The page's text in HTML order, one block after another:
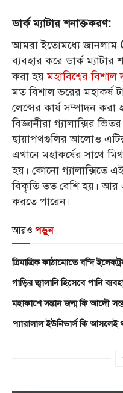
ডার্ক ম্যাটার শনাক্তকরণ:
আমরা ইতোমধ্যে জানলাম
ব্যবহার করে ডার্ক ম্যাটার
করা হয়মহাবিশ্বের
মত বিশাল ভরের মহাকর্ষ
লেন্সের কার্য সম্পাদন
বিজ্ঞানীরা গ্যালাক্সির
ছায়াপথগুলির আলোও এটির
এখানে মহাকর্ষের সাথে
হয়। কোনো গ্যালাক্সিতে
বিকৃতি তত বেশি হয়। আর
করতে পারেন।
আরও পড়ুন
ত্রিমাত্রিক কাঠামোতে বন্দি
গাড়ির জ্বালানি হিসেবে পানি
মহাকাশে সন্তান জন্ম কি আদৌ
প্যারালাল ইউনিভার্স কি আসলেই